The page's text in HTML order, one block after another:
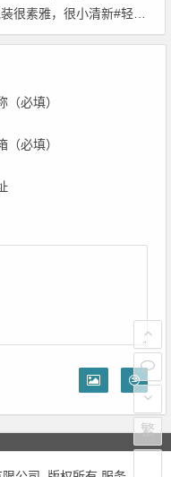
很素雅，很小清新#轻膳美##小象健康#
（必填）
（必填）
繁